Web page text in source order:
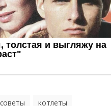
советы котлеты